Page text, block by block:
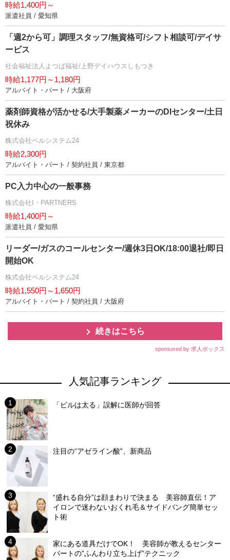
時給1,400円～
派遣社員 / 愛知県
「週2から可」調理スタッフ/無資格可/シフト相談可/デイサ
ービス
社会福祉法人よつば福祉/上野デイハウスしもつき
時給1,177円～1,180円
アルバイト・パート / 大阪府
薬剤師資格が活かせる/大手製薬メーカーのDIセンター/土日
祝休み
株式会社ベルシステム24
時給2,300円
アルバイト・パート / 契約社員 / 東京都
PC入力中心の一般事務
株式会社I・PARTNERS
時給1,400円～
派遣社員 / 愛知県
リーダー/ガスのコールセンター/週休3日OK/18:00退社/即日
開始OK
株式会社ベルシステム24
時給1,550円～1,650円
アルバイト・パート / 契約社員 / 大阪府
続きはこちら
sponsored by 求人ボックス
人気記事ランキング
「ピルは太る」誤解に医師が回答
注目の“アゼライン酸”、新商品
“盛れる自分”は顔まわりで決まる 美容師直伝！ア
イロンで迷わないおくれ毛＆サイドバング簡単セッ
ト術
家にある道具だけでOK！ 美容師が教えるセンター
パートの”ふんわり立ち上げ”テクニック